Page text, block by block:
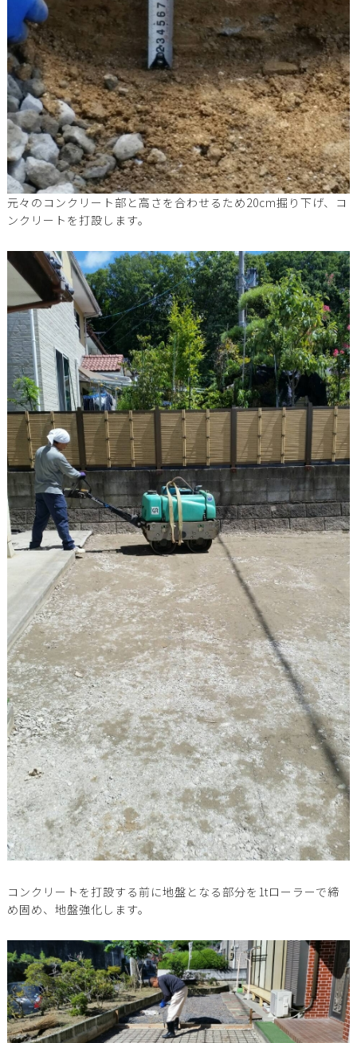
元々のコンクリート部と高さを合わせるため20cm掘り下げ、コ
ンクリートを打設します。
コンクリートを打設する前に地盤となる部分を1tローラーで締
め固め、地盤強化します。